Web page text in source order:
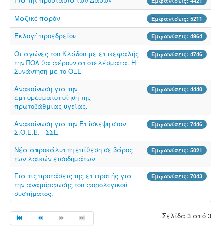
Μαζικό παρόν Εμφανίσεις: 5211
Εκλογή προεδρείου Εμφανίσεις: 4964
Οι αγώνες του Κλάδου με επικεφαλής
την ΠΟΛ θα φέρουν αποτελέσματα. Η
Συνάντηση με το ΟΕΕ
Εμφανίσεις: 4746
Ανακοίνωση για την
εμπορευματοποίηση της
πρωτοβάθμιας υγείας.
Εμφανίσεις: 4440
Ανακοίνωση για την Επίσκεψη στον
Σ.Θ.Ε.Β. - ΣΣΕ
Εμφανίσεις: 7446
Νέα απροκάλυπτη επίθεση σε βάρος
των λαϊκών εισοδημάτων
Εμφανίσεις: 5021
Για τις προτάσεις της επιτροπής για
την αναμόρφωσης του φορολογικού
συστήματος.
Εμφανίσεις: 7043
Σελίδα 3 από 3